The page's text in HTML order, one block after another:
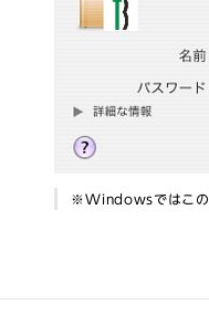
※Windowsではこの